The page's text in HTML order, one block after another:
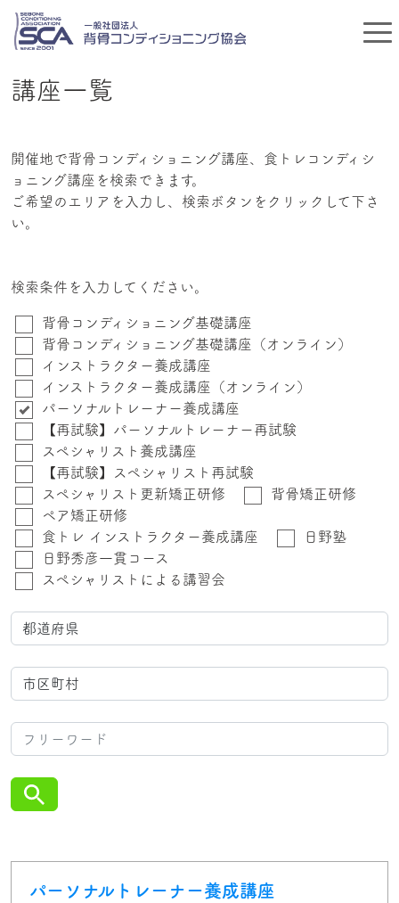
講座一覧
開催地で背骨コンディショニング講座、食トレコンディシ
ョニング講座を検索できます。
ご希望のエリアを入力し、検索ボタンをクリックして下さ
い。
検索条件を入力してください。
背骨コンディショニング基礎講座
背骨コンディショニング基礎講座（オンライン）
インストラクター養成講座
インストラクター養成講座（オンライン）
パーソナルトレーナー養成講座
【再試験】パーソナルトレーナー再試験
スペシャリスト養成講座
【再試験】スペシャリスト再試験
スペシャリスト更新矯正研修
背骨矯正研修
ペア矯正研修
食トレ インストラクター養成講座
日野塾
日野秀彦一貫コース
スペシャリストによる講習会
パーソナルトレーナー養成講座